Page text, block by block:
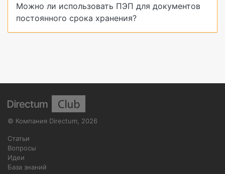
Можно ли использовать ПЭП для документов
постоянного срока хранения?
© Компания Directum 2026
Статьи
Вопросы
Идеи
База знаний